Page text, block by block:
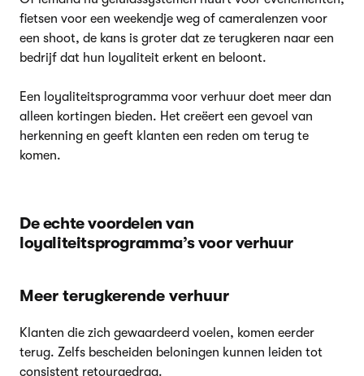
fietsen voor een weekendje weg of cameralenzen voor
een shoot, de kans is groter dat ze terugkeren naar een
bedrijf dat hun loyaliteit erkent en beloont.
Een loyaliteitsprogramma voor verhuur doet meer dan
alleen kortingen bieden. Het creëert een gevoel van
herkenning en geeft klanten een reden om terug te
komen.
De echte voordelen van
loyaliteitsprogramma’s voor verhuur
Meer terugkerende verhuur
Klanten die zich gewaardeerd voelen, komen eerder
terug. Zelfs bescheiden beloningen kunnen leiden tot
consistent retourgedrag.